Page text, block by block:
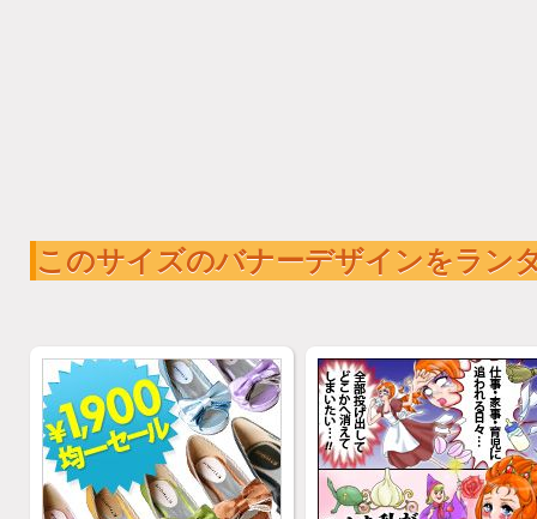
このサイズのバナーデザインをラン